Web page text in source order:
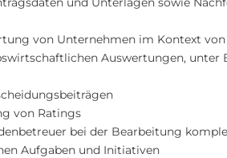
von Unternehmen im Kontext
Auswertungen, unter
von Ratings
bei der Bearbeitung
Aufgaben und Initiativen